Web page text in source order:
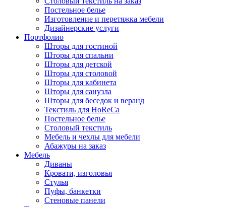
Постельное белье
Изготовление и перетяжка мебели
Дизайнерские услуги
Портфолио
Шторы для гостиной
Шторы для спальни
Шторы для детской
Шторы для столовой
Шторы для кабинета
Шторы для санузла
Шторы для беседок и веранд
Текстиль для HoReCa
Постельное белье
Столовый текстиль
Мебель и чехлы для мебели
Абажуры на заказ
Мебель
Диваны
Кровати, изголовья
Стулья
Пуфы, банкетки
Стеновые панели